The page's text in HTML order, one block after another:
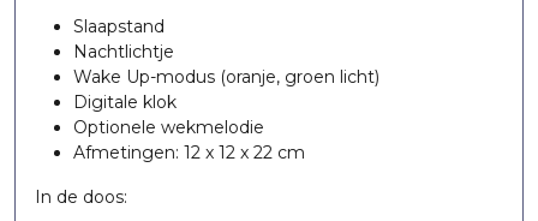
Slaapstand
Nachtlichtje
Wake Up-modus (oranje, groen licht)
Digitale klok
Optionele wekmelodie
Afmetingen: 12 x 12 x 22 cm
In de doos: